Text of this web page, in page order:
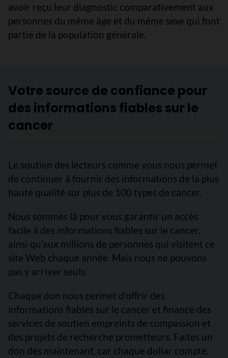
avoir reçu leur diagnostic comparativement aux
personnes du même âge et du même sexe qui font
partie de la population générale.
Votre source de confiance pour
des informations fiables sur le
cancer
Le soutien des lecteurs comme vous nous permet
de continuer à fournir des informations de la plus
haute qualité sur plus de 100 types de cancer.
Nous sommes là pour vous garantir un accès
facile à des informations fiables sur le cancer,
ainsi qu’aux millions de personnes qui visitent ce
site Web chaque année. Mais nous ne pouvons
pas y arriver seuls.
Chaque don nous permet d’offrir des
informations fiables sur le cancer et finance des
services de soutien empreints de compassion et
des projets de recherche prometteurs. Faites un
don dès maintenant, car chaque dollar compte.